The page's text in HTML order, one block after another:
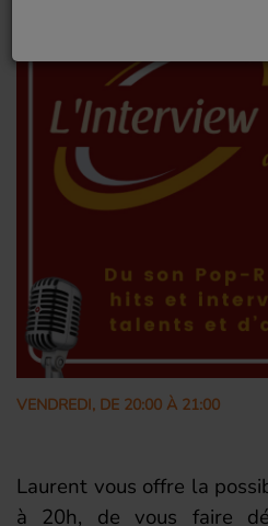
VENDREDI, DE 20:00 À 21:00
Laurent vous offre la
à 20h, de vous faire